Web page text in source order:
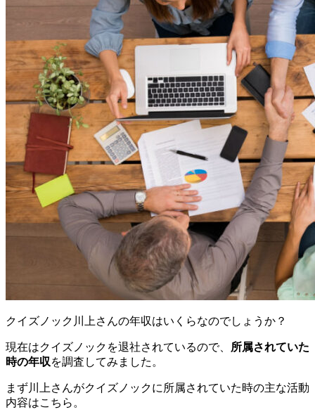
クイズノック川上さんの年収はいくらなのでしょうか？
現在はクイズノックを退社されているので、 所属されていた
時の年収を調査してみました。
まず川上さんがクイズノックに所属されていた時の主な活動
内容はこちら。